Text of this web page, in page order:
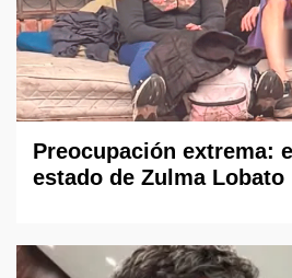
Preocupación extrema:
estado de Zulma Lobato